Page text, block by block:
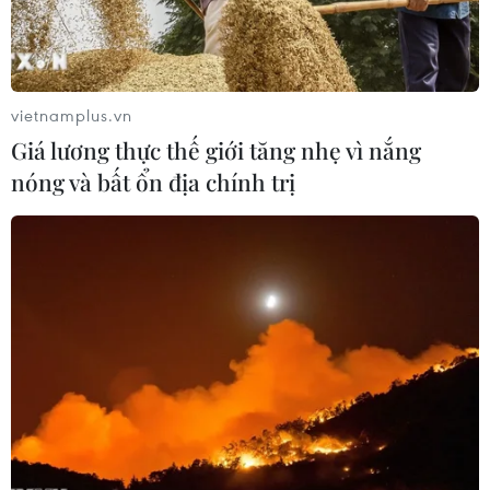
Thực hiện nghiêm các quy định về cách ly
phòng, chống dịch
24/03/2020 14:46
Sở Thông tin và Truyền thông tỉnh Quảng Ninh thông tin
toàn bộ hành khách trên chuyến xe khách 14B-006.31 đã
vietnamplus.vn
Giá lương thực thế giới tăng nhẹ vì nắng
nóng và bất ổn địa chính trị